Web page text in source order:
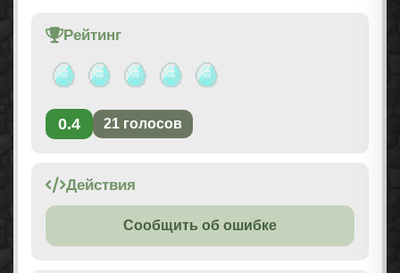
Рейтинг
0.4 21 голосов
Действия
Сообщить об ошибке